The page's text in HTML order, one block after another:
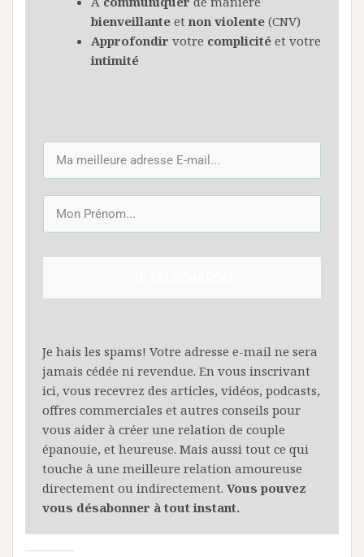
bienveillante et non violente (CNV)
Approfondir votre complicité et votre
intimité
Je hais les spams! Votre adresse e-mail ne sera
jamais cédée ni revendue. En vous inscrivant
ici, vous recevrez des articles, vidéos, podcasts,
offres commerciales et autres conseils pour
vous aider à créer une relation de couple
épanouie, et heureuse. Mais aussi tout ce qui
touche à une meilleure relation amoureuse
directement ou indirectement. Vous pouvez
vous désabonner à tout instant.